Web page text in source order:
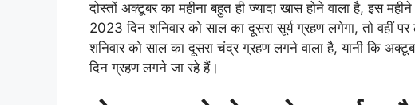
दोस्तों अक्टूबर का महीना बहुत ही ज्यादा खास होने वाला है, इस
2023 दिन शनिवार को साल का दूसरा सूर्य ग्रहण लगेगा, तो वहीं
शनिवार को साल का दूसरा चंद्र ग्रहण लगने वाला है, यानी कि
दिन ग्रहण लगने जा रहे हैं।